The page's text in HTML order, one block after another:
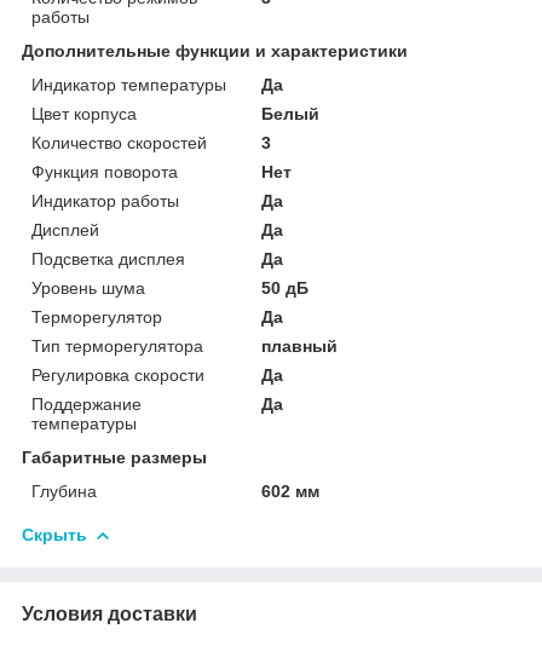
работы
Дополнительные функции и характеристики
Индикатор температуры
Да
Цвет корпуса
Белый
Количество скоростей
3
Функция поворота
Нет
Индикатор работы
Да
Дисплей
Да
Подсветка дисплея
Да
Уровень шума
50 дБ
Терморегулятор
Да
Тип терморегулятора
плавный
Регулировка скорости
Да
Поддержание
температуры
Да
Габаритные размеры
Глубина
602 мм
Скрыть
Условия доставки